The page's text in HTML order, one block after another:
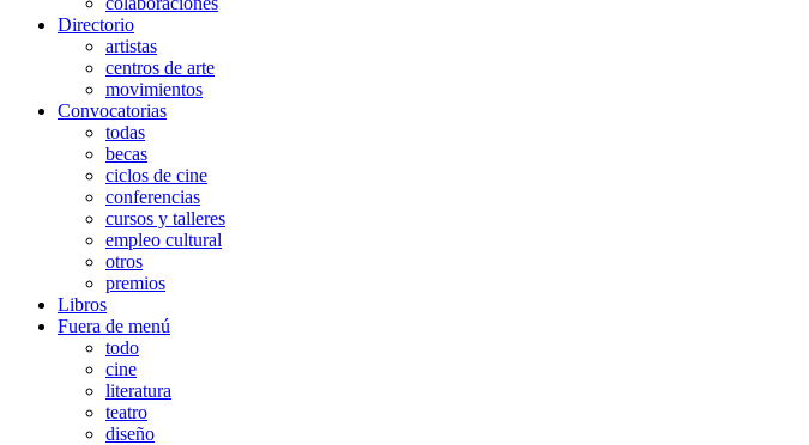
Directorio
artistas
centros de arte
movimientos
Convocatorias
todas
becas
ciclos de cine
conferencias
cursos y talleres
empleo cultural
otros
premios
Libros
Fuera de menú
todo
cine
literatura
teatro
diseño